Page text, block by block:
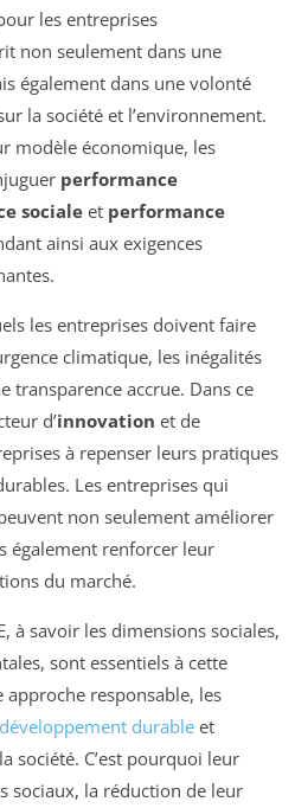
les entreprises
non seulement dans une
également dans une volonté
la société et l’environnement.
modèle économique, les
performance
sociale et performance
ainsi aux exigences
les entreprises doivent faire
climatique, les inégalités
transparence accrue. Dans ce
d’innovation et de
à repenser leurs pratiques
Les entreprises qui
non seulement améliorer
également renforcer leur
du marché.
à savoir les dimensions sociales,
sont essentiels à cette
responsable, les
développement durable et
société. C’est pourquoi leur
sociaux, la réduction de leur